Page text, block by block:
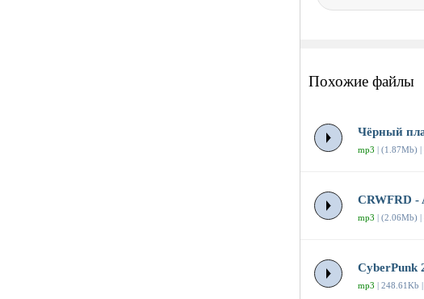
Похожие файлы
Чёрный
mp3 | (1.87Mb) |
CRWFRD -
mp3 | (2.06Mb) |
CyberPunk
mp3 | 248.61Kb